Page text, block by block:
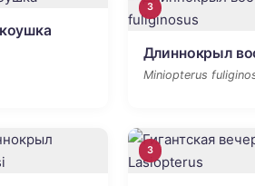
3
Длиннокрыл
Miniopterus
3